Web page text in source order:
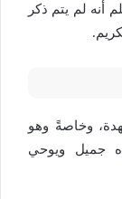
لم يتم ذكر
وخاصةً وهو
جميل ويوحي